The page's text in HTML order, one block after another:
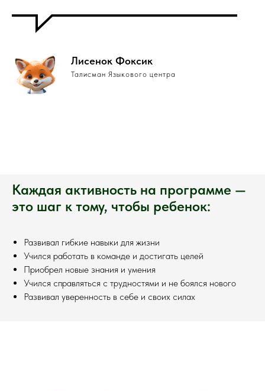
Лисенок Фоксик
Талисман Языкового центра
Каждая активность на программе —
это шаг к тому, чтобы ребенок:
Развивал гибкие навыки для жизни
Учился работать в команде и достигать целей
Приобрел новые знания и умения
Учился справляться с трудностями и не боялся нового
Развивал уверенность в себе и своих силах